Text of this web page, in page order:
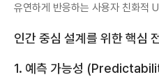
유연하게 반응하는 사용자 친화적
인간 중심 설계를 위한 핵심
1. 예측 가능성